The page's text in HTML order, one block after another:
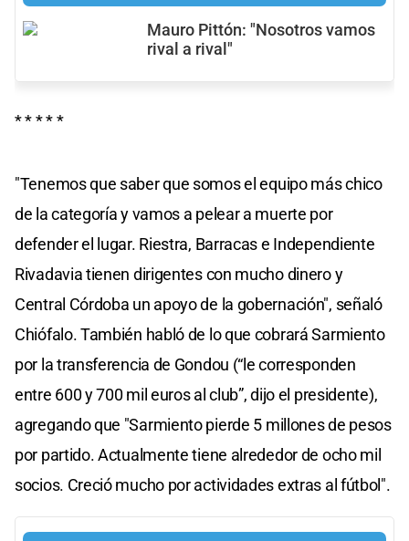
Mauro Pittón: "Nosotros vamos
rival a rival"
* * * * *
"Tenemos que saber que somos el equipo más chico
de la categoría y vamos a pelear a muerte por
defender el lugar. Riestra, Barracas e Independiente
Rivadavia tienen dirigentes con mucho dinero y
Central Córdoba un apoyo de la gobernación", señaló
Chiófalo. También habló de lo que cobrará Sarmiento
por la transferencia de Gondou (“le corresponden
entre 600 y 700 mil euros al club”, dijo el presidente),
agregando que "Sarmiento pierde 5 millones de pesos
por partido. Actualmente tiene alrededor de ocho mil
socios. Creció mucho por actividades extras al fútbol".